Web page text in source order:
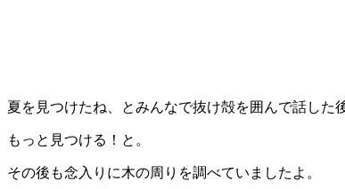
夏を見つけたね、とみんなで抜け殻を囲んで話した
もっと見つける！と。
その後も念入りに木の周りを調べていましたよ。